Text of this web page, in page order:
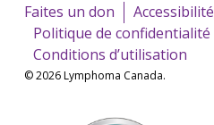
Faites un don
Accessibilité
Politique de confidentialité
Conditions d’utilisation
© 2026 Lymphoma Canada.